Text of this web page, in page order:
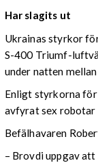
Har slagits ut
Ukrainas styrkor
S-400 Triumf-
under natten
Enligt styrkorna för
avfyrat sex robotar
Befälhavaren
– Brovdi uppgav